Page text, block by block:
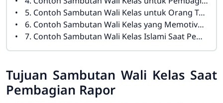
5. Contoh Sambutan Wali Kelas untuk Orang Tua Siswa
6. Contoh Sambutan Wali Kelas yang Memotivasi Siswa
7. Contoh Sambutan Wali Kelas Islami Saat Pembagian Rapor
Tujuan Sambutan Wali Kelas Saat
Pembagian Rapor